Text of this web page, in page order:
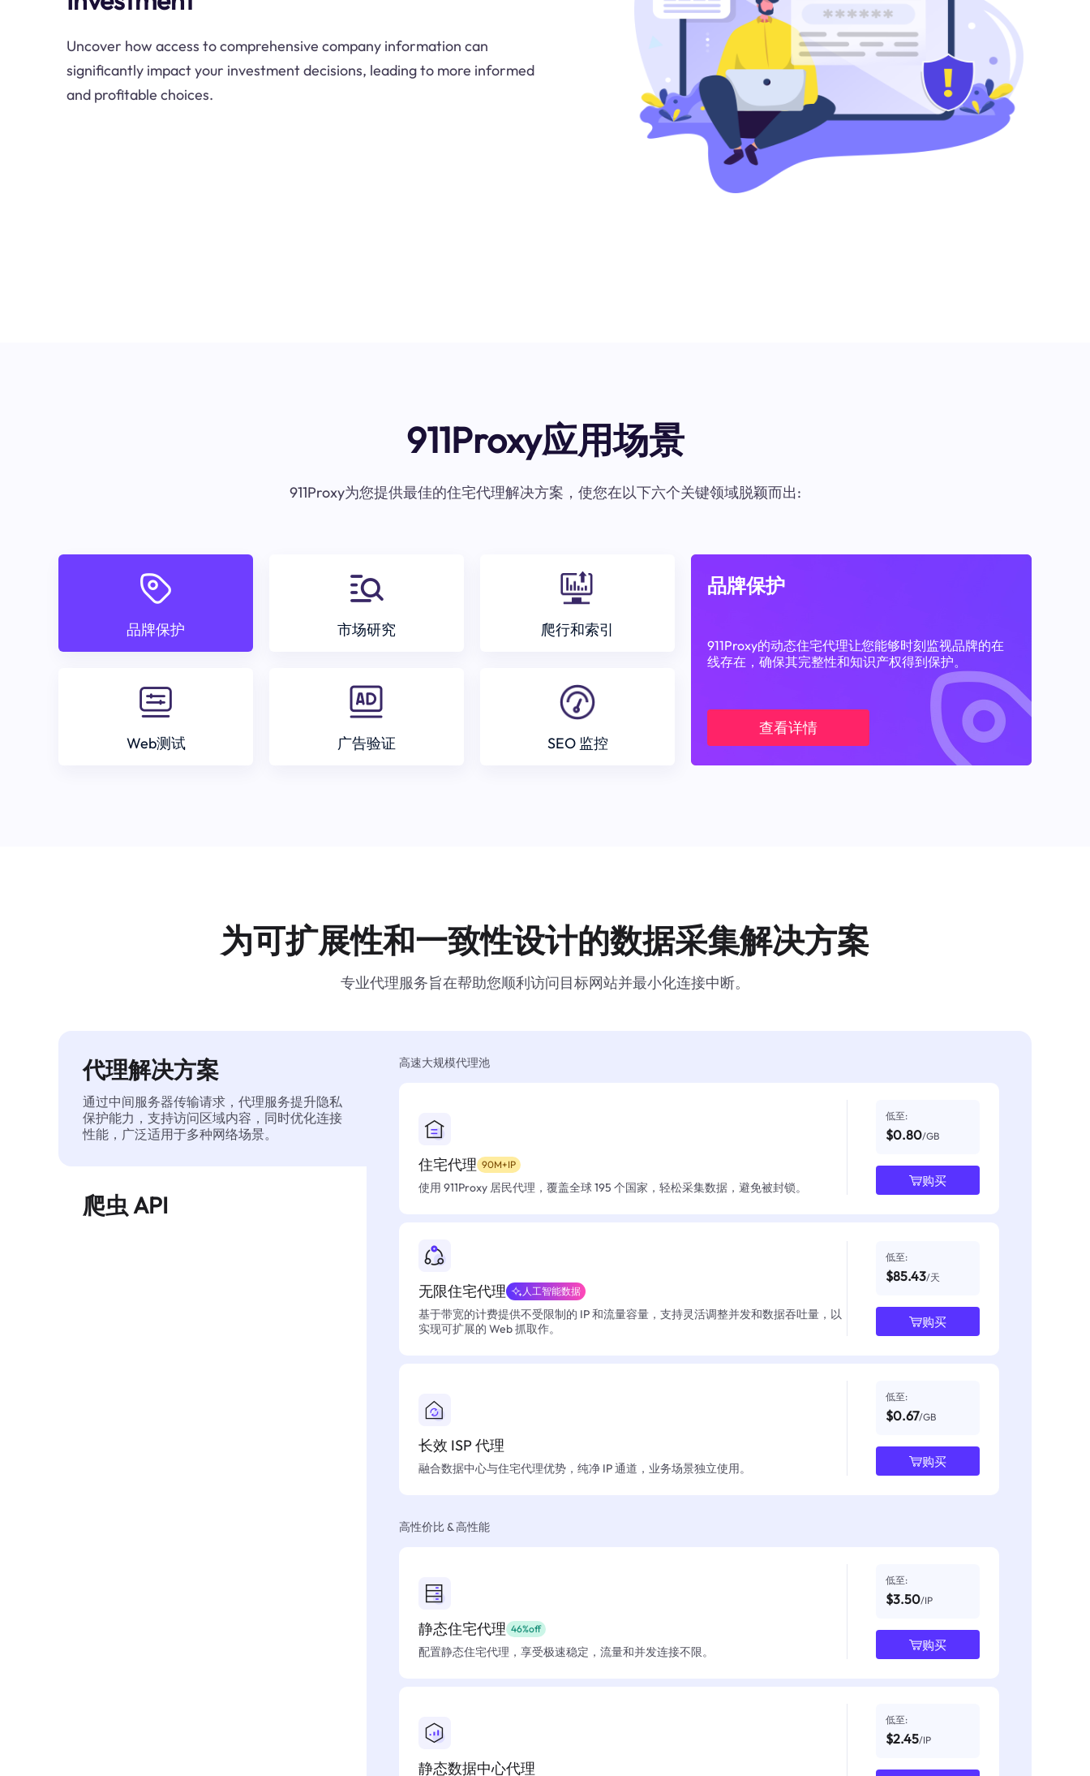
Uncover how access to comprehensive company information can
significantly impact your investment decisions, leading to more informed
and profitable choices.
911Proxy应用场景
911Proxy为您提供最佳的住宅代理解决方案，使您在以下六个关键领域脱颖而出:
品牌保护 市场研究 爬行和索引
Web测试 广告验证 SEO 监控
品牌保护
911Proxy的动态住宅代理让您能够时刻监视品牌的在
线存在，确保其完整性和知识产权得到保护。
查看详情
为可扩展性和一致性设计的数据采集解决方案
专业代理服务旨在帮助您顺利访问目标网站并最小化连接中断。
代理解决方案
通过中间服务器传输请求，代理服务提升隐私
保护能力，支持访问区域内容，同时优化连接
性能，广泛适用于多种网络场景。
爬虫 API
高速大规模代理池
住宅代理 90M+IP
使用 911Proxy 居民代理，覆盖全球 195 个国家，轻松采集数据，避免被封锁。
低至:
$0.80/GB
购买
无限住宅代理 人工智能数据
基于带宽的计费提供不受限制的 IP 和流量容量，支持灵活调整并发和数据吞吐量，以
实现可扩展的 Web 抓取作。
低至:
$85.43/天
购买
长效 ISP 代理
融合数据中心与住宅代理优势，纯净 IP 通道，业务场景独立使用。
低至:
$0.67/GB
购买
高性价比 & 高性能
静态住宅代理 46%off
配置静态住宅代理，享受极速稳定，流量和并发连接不限。
低至:
$3.50/IP
购买
静态数据中心代理
低至:
$2.45/IP